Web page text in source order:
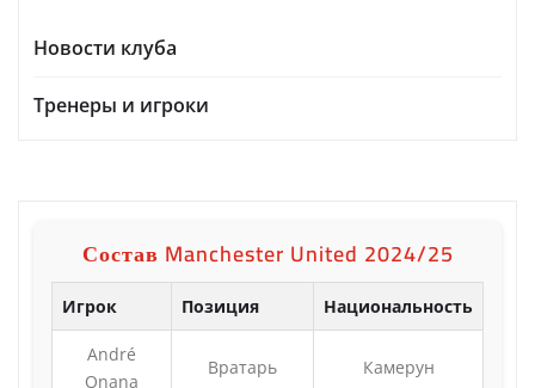
Новости клуба
Тренеры и игроки
Состав Manchester United 2024/25
Игрок Позиция Национальность
André
Onana
Вратарь Камерун